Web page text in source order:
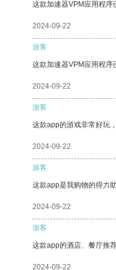
这款加速器VPM应用程序
2024-09-22
游客
这款加速器VPM应用程序
2024-09-22
游客
这款app的游戏非常好玩
2024-09-22
游客
这款app是我购物的得力
2024-09-22
游客
这款app的酒店、餐厅推
2024-09-22